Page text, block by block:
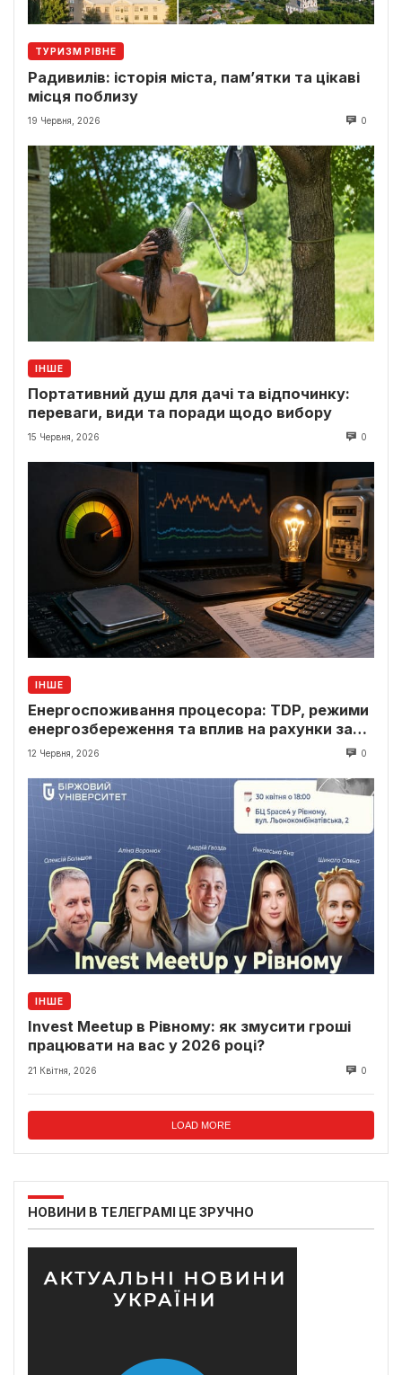
ТУРИЗМ РІВНЕ
Радивилів: історія міста, пам’ятки та цікаві
місця поблизу
19 Червня, 2026 0
ІНШЕ
Портативний душ для дачі та відпочинку:
переваги, види та поради щодо вибору
15 Червня, 2026 0
ІНШЕ
Енергоспоживання процесора: TDP, режими
енергозбереження та вплив на рахунки за
світло
12 Червня, 2026 0
ІНШЕ
Invest Meetup в Рівному: як змусити гроші
працювати на вас у 2026 році?
21 Квітня, 2026 0
LOAD MORE
НОВИНИ В ТЕЛЕГРАМІ ЦЕ ЗРУЧНО